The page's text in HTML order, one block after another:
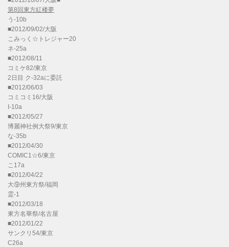
第8回東方紅楼夢
う-10b
■2012/09/02/大阪
こみっく☆トレジャー20
ネ-25a
■2012/08/11
コミケ82/東京
2日目 ク-32aに委託
■2012/06/03
コミコミ16/大阪
I-10a
■2012/05/27
博麗神社例大祭9/東京
な-35b
■2012/04/30
COMIC1☆6/東京
こ17a
■2012/04/22
大⑨州東方祭/福岡
霊-1
■2012/03/18
東方名華祭/名古屋
■2012/01/22
サンクリ54/東京
C26a